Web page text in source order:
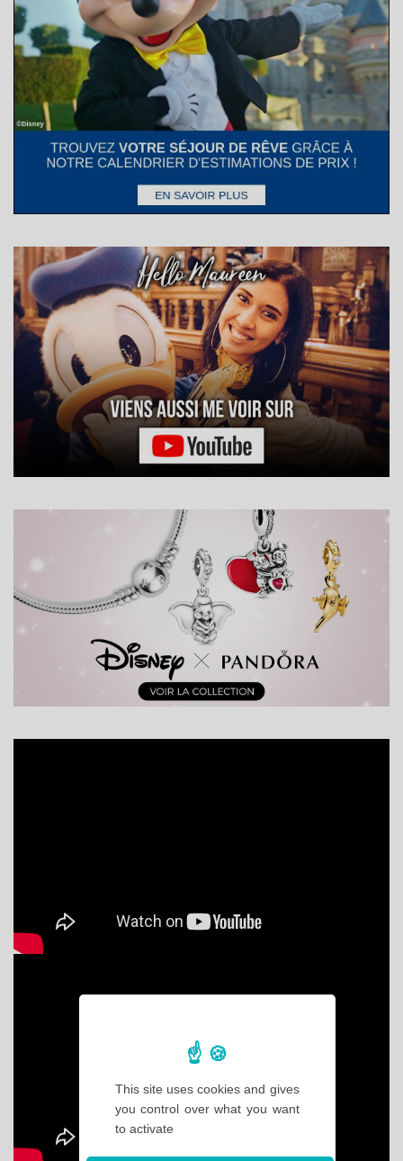
This site uses cookies and gives
you control over what you want
to activate